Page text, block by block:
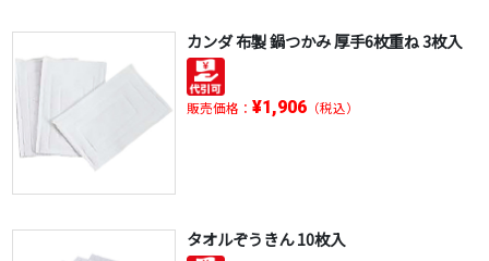
カンダ 布製 鍋つかみ 厚手6枚重ね 3枚入
販売価格： ¥1,906（税込）
タオルぞうきん 10枚入